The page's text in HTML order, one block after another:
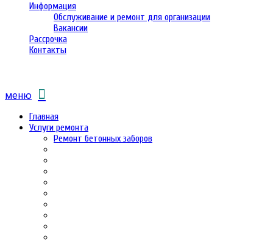
Информация
Обслуживание и ремонт для организации
Вакансии
Рассрочка
Контакты
меню
Главная
Услуги ремонта
Ремонт бетонных заборов